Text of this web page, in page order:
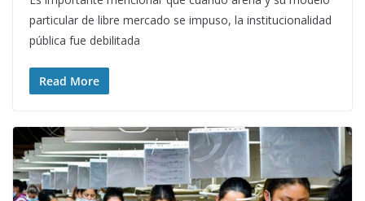
particular de libre mercado se impuso, la institucionalidad
pública fue debilitada
Read More